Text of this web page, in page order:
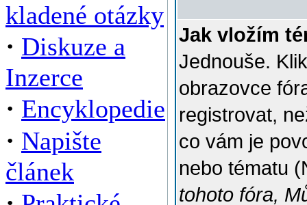
kladené otázky
· Diskuze a
Inzerce
· Encyklopedie
· Napište
článek
Jak vložím
Jednouše.
obrazovce
registrovat,
co vám je
nebo tématu
tohoto fóra,